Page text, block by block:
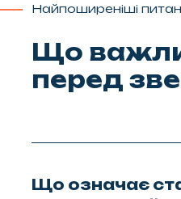
Найпоширеніші
Що
перед
Що означає